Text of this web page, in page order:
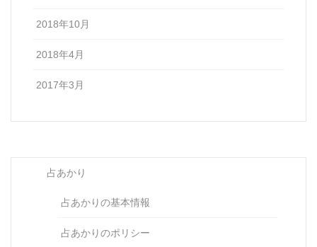
2018年10月
2018年4月
2017年3月
占あかり
占あかりの基本情報
占あかりのポリシー